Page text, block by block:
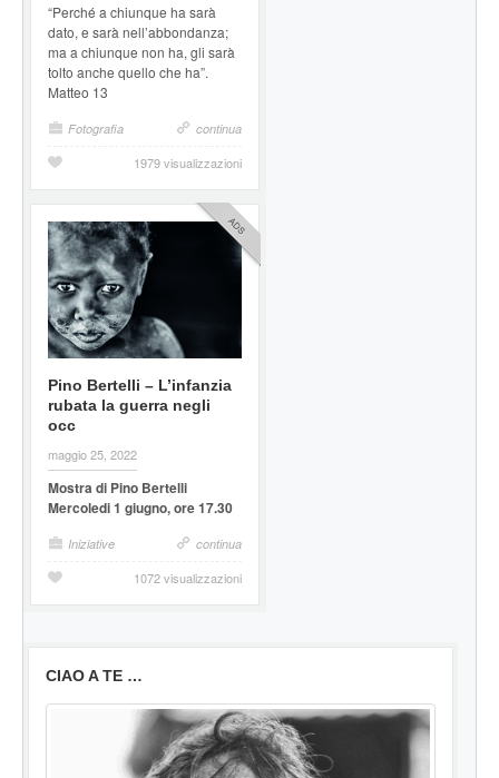
“Perché a chiunque ha sarà
dato, e sarà nell’abbondanza;
ma a chiunque non ha, gli sarà
tolto anche quello che ha”.
Matteo 13
Fotografia continua
1979 visualizzazioni
Pino Bertelli – L’infanzia
rubata la guerra negli
occ
maggio 25, 2022
Mostra di Pino Bertelli
Mercoledi 1 giugno, ore 17.30
Iniziative continua
1072 visualizzazioni
CIAO A TE …